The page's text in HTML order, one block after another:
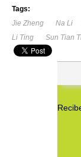
Tags:
Jie Zheng
Na Li
Li Ting
Sun Tian